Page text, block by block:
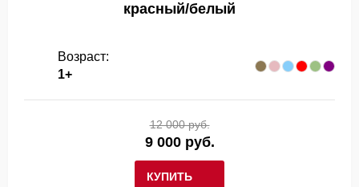
красный/белый
Возраст:
1+
КУПИТЬ
12 000 руб.
9 000 руб.